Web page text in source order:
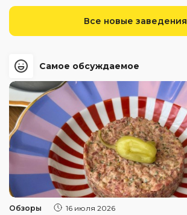
Все новые заведения
Самое обсуждаемое
Обзоры 16 июля 2026